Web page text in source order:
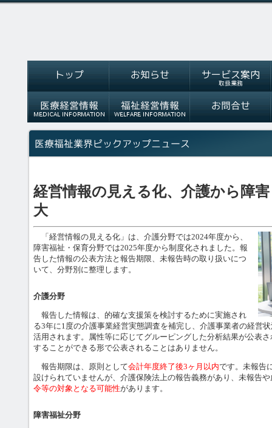
経営情報の見える化、介護から障
大
「経営情報の見える化」は、介護分野では2024年度から、
障害福祉・保育分野では2025年度から制度化されました。報
告した情報の公表方法と報告期限、未報告時の取り扱いにつ
いて、分野別に整理します。
介護分野
報告した情報は、的確な支援策を検討するために実施され
る3年に1度の介護事業経営実態調査を補完し、介護事業者の経営
活用されます。属性等に応じてグルーピングした分析結果が公表
することができる形で公表されることはありません。
報告期限は、原則として会計年度終了後3ヶ月以内です。未報告
設けられていませんが、介護保険法上の報告義務があり、未報告
令等の対象となる可能性があります。
障害福祉分野